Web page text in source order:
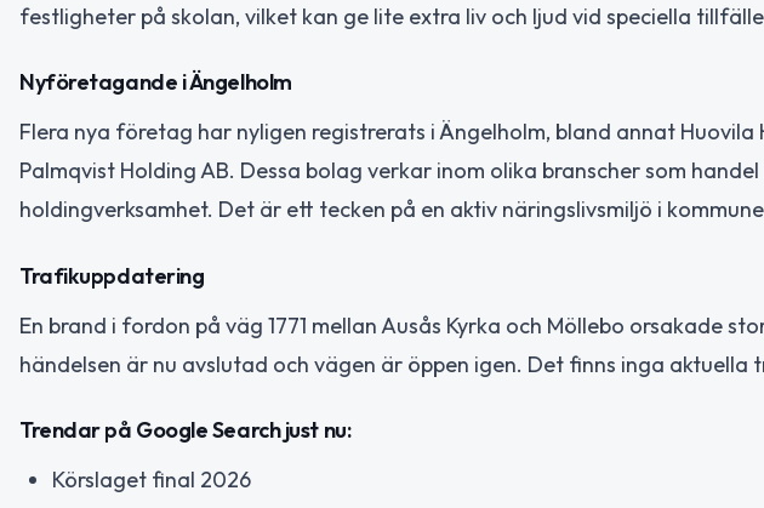
festligheter på skolan, vilket kan ge lite extra liv och ljud vid speciella
Nyföretagande i Ängelholm
Flera nya företag har nyligen registrerats i Ängelholm, bland annat Huovila
Palmqvist Holding AB. Dessa bolag verkar inom olika branscher som
holdingverksamhet. Det är ett tecken på en aktiv näringslivsmiljö i
Trafikuppdatering
En brand i fordon på väg 1771 mellan Ausås Kyrka och Möllebo orsakade
händelsen är nu avslutad och vägen är öppen igen. Det finns inga
Trendar på Google Search just nu:
Körslaget final 2026